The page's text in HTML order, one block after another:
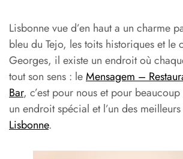
Lisbonne vue d’en haut a un charme
bleu du Tejo, les toits historiques et le
Georges, il existe un endroit où
tout son sens : leMensagem –
Bar, c’est pour nous et pour
un endroit spécial et l’un des meilleurs
Lisbonne.